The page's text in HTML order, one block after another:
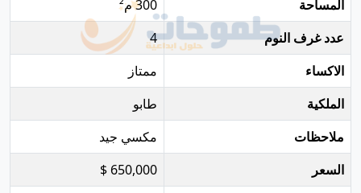
المساحة
300 م²
عدد غرف النوم
4
الاكساء
ممتاز
الملكية
طابو
ملاحظات
مكسي جيد
السعر
650,000 $